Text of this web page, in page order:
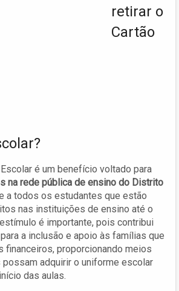
retirar o
Cartão
é um benefício voltado para
na rede pública de ensino do Distrito
a todos os estudantes que estão
nas instituições de ensino até o
é importante, pois contribui
a inclusão e apoio às famílias que
financeiros, proporcionando meios
possam adquirir o uniforme escolar
das aulas.